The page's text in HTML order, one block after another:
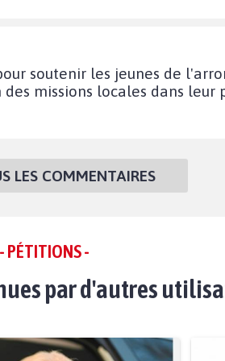
soutenir les jeunes de
missions locales dans leur
LES COMMENTAIRES
- PÉTITIONS -
par d'autres